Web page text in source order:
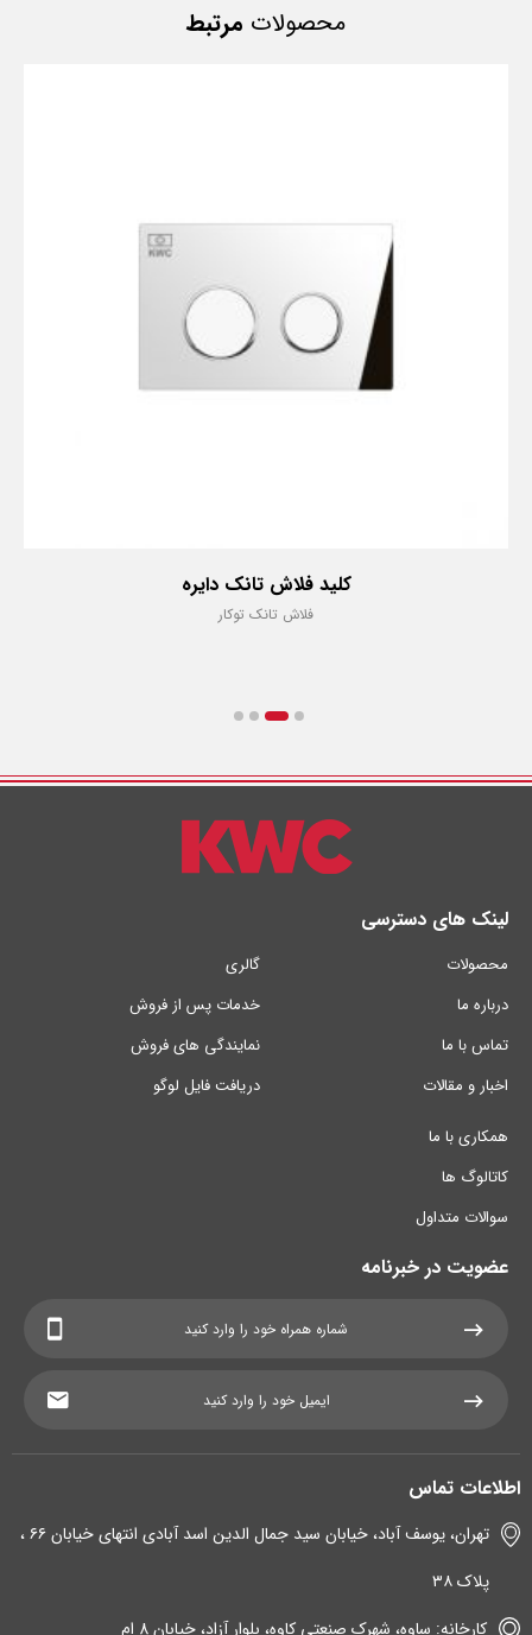
محصولات مرتبط
کلید فلاش تانک دایره
فلاش تانک توکار
لینک های دسترسی
محصولات
درباره ما
تماس با ما
اخبار و مقالات
گالری
خدمات پس از فروش
نمایندگی های فروش
دریافت فایل لوگو
همکاری با ما
کاتالوگ ها
سوالات متداول
عضویت در خبرنامه
اطلاعات تماس
تهران، یوسف آباد، خیابان سید جمال الدین اسد آبادی انتهای خیابان ۶۶ ،
پلاک ۳۸
کارخانه: ساوه، شهرک صنعتی کاوه، بلوار آزاد، خیابان 8 ام